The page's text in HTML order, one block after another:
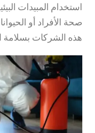
استخدام المبيدات
صحة الأفراد أو
هذه الشركات بسلامة